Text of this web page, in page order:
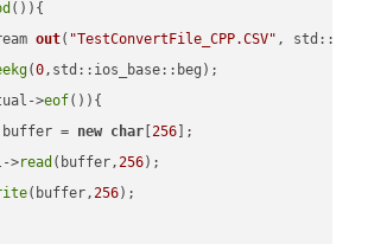
()){
out( "TestConvertFile_CPP.CSV" ,
(0,std::ios_base::beg);
>eof()){
= new char [256 ];
>
read (buffer,256);
(buffer,256);